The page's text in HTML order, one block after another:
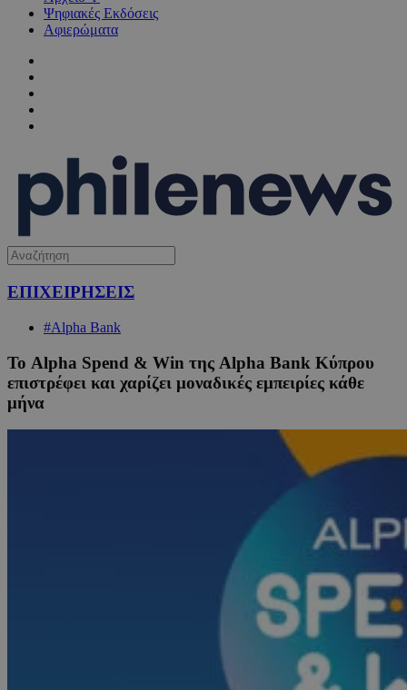
Ψηφιακές Εκδόσεις
Αφιερώματα
ΕΠΙΧΕΙΡΗΣΕΙΣ
#Alpha Bank
Το Alpha Spend & Win της Alpha Bank Κύπρου
επιστρέφει και χαρίζει μοναδικές εμπειρίες κάθε
μήνα